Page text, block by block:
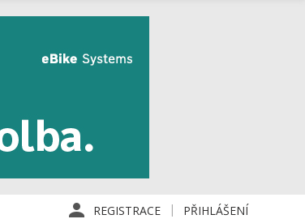
REGISTRACE PŘIHLÁŠENÍ